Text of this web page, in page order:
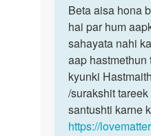
to
Me
bhi
xxx
karna
chahta
hu
by
Beta
aisa
hona
bohot
hi…
Beta aisa hona
hai par hum
sahayata nahi
aap hastmethun
kyunki
/surakshit
santushti karne
https://